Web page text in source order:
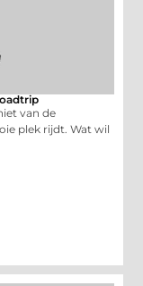
van de
plek rijdt. Wat wil